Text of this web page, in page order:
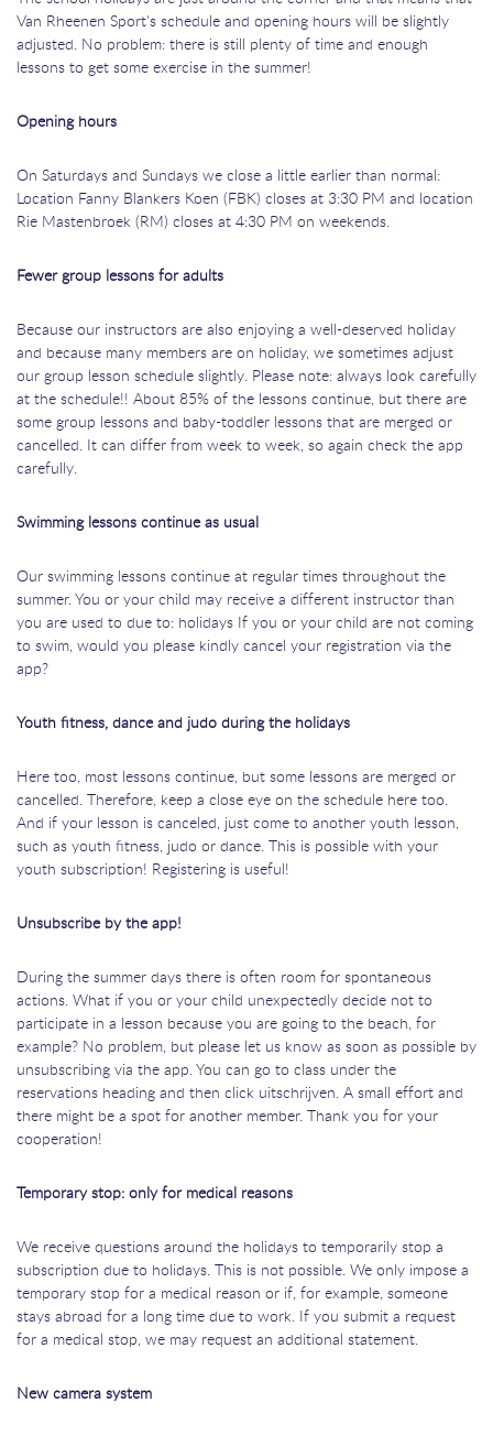
Van Rheenen Sport's schedule and opening hours will be slightly
adjusted. No problem: there is still plenty of time and enough
lessons to get some exercise in the summer!
Opening hours
On Saturdays and Sundays we close a little earlier than normal:
Location Fanny Blankers Koen (FBK) closes at 3:30 PM and location
Rie Mastenbroek (RM) closes at 4:30 PM on weekends.
Fewer group lessons for adults
Because our instructors are also enjoying a well-deserved holiday
and because many members are on holiday, we sometimes adjust
our group lesson schedule slightly. Please note: always look carefully
at the schedule!! About 85% of the lessons continue, but there are
some group lessons and baby-toddler lessons that are merged or
cancelled. It can differ from week to week, so again check the app
carefully.
Swimming lessons continue as usual
Our swimming lessons continue at regular times throughout the
summer. You or your child may receive a different instructor than
you are used to due to: holidays If you or your child are not coming
to swim, would you please kindly cancel your registration via the
app?
Youth fitness, dance and judo during the holidays
Here too, most lessons continue, but some lessons are merged or
cancelled. Therefore, keep a close eye on the schedule here too.
And if your lesson is canceled, just come to another youth lesson,
such as youth fitness, judo or dance. This is possible with your
youth subscription! Registering is useful!
Unsubscribe by the app!
During the summer days there is often room for spontaneous
actions. What if you or your child unexpectedly decide not to
participate in a lesson because you are going to the beach, for
example? No problem, but please let us know as soon as possible by
unsubscribing via the app. You can go to class under the
reservations heading and then click uitschrijven. A small effort and
there might be a spot for another member. Thank you for your
cooperation!
Temporary stop: only for medical reasons
We receive questions around the holidays to temporarily stop a
subscription due to holidays. This is not possible. We only impose a
temporary stop for a medical reason or if, for example, someone
stays abroad for a long time due to work. If you submit a request
for a medical stop, we may request an additional statement.
New camera system